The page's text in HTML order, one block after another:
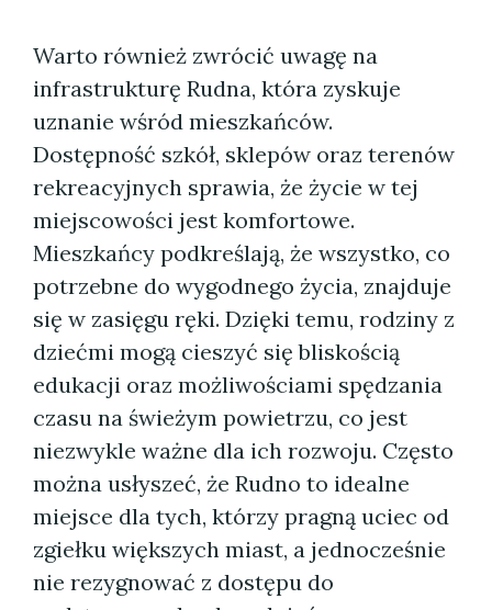
Warto również zwrócić uwagę na
infrastrukturę Rudna, która zyskuje
uznanie wśród mieszkańców.
Dostępność szkół, sklepów oraz terenów
rekreacyjnych sprawia, że życie w tej
miejscowości jest komfortowe.
Mieszkańcy podkreślają, że wszystko, co
potrzebne do wygodnego życia, znajduje
się w zasięgu ręki. Dzięki temu, rodziny z
dziećmi mogą cieszyć się bliskością
edukacji oraz możliwościami spędzania
czasu na świeżym powietrzu, co jest
niezwykle ważne dla ich rozwoju. Często
można usłyszeć, że Rudno to idealne
miejsce dla tych, którzy pragną uciec od
zgiełku większych miast, a jednocześnie
nie rezygnować z dostępu do